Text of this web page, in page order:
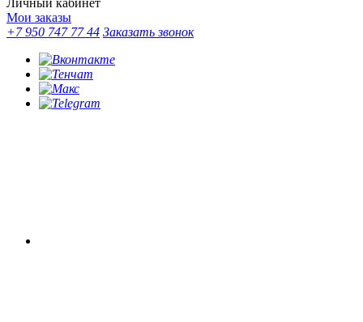
Личный кабинет
Мои заказы
+7 950 747 77 44 Заказать звонок